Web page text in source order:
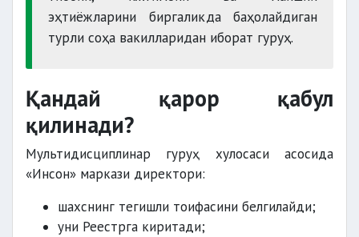
эҳтиёжларини биргаликда баҳолайдиган
турли соҳа вакилларидан иборат гуруҳ.
Қандай қарор қабул
қилинади?
Мультидисциплинар гуруҳ хулосаси асосида
«Инсон» маркази директори:
шахснинг тегишли тоифасини белгилайди;
уни Реестрга киритади;